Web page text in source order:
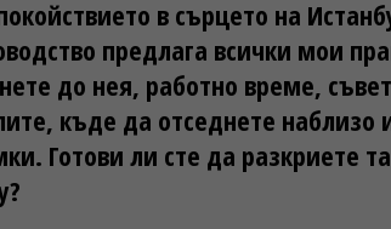
в сърцето на
предлага всички мои
до нея, работно време,
къде да отседнете наблизо
Готови ли сте да разкриете